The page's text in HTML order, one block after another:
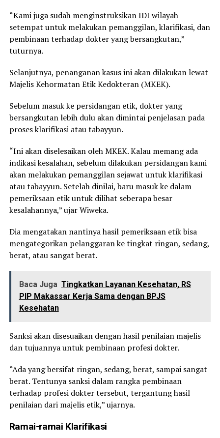
“Kami juga sudah menginstruksikan IDI wilayah
setempat untuk melakukan pemanggilan, klarifikasi, dan
pembinaan terhadap dokter yang bersangkutan,”
tuturnya.
Selanjutnya, penanganan kasus ini akan dilakukan lewat
Majelis Kehormatan Etik Kedokteran (MKEK).
Sebelum masuk ke persidangan etik, dokter yang
bersangkutan lebih dulu akan dimintai penjelasan pada
proses klarifikasi atau tabayyun.
“Ini akan diselesaikan oleh MKEK. Kalau memang ada
indikasi kesalahan, sebelum dilakukan persidangan kami
akan melakukan pemanggilan sejawat untuk klarifikasi
atau tabayyun. Setelah dinilai, baru masuk ke dalam
pemeriksaan etik untuk dilihat seberapa besar
kesalahannya,” ujar Wiweka.
Dia mengatakan nantinya hasil pemeriksaan etik bisa
mengategorikan pelanggaran ke tingkat ringan, sedang,
berat, atau sangat berat.
Baca Juga Tingkatkan Layanan Kesehatan, RS
PIP Makassar Kerja Sama dengan BPJS
Kesehatan
Sanksi akan disesuaikan dengan hasil penilaian majelis
dan tujuannya untuk pembinaan profesi dokter.
“Ada yang bersifat ringan, sedang, berat, sampai sangat
berat. Tentunya sanksi dalam rangka pembinaan
terhadap profesi dokter tersebut, tergantung hasil
penilaian dari majelis etik,” ujarnya.
Ramai-ramai Klarifikasi